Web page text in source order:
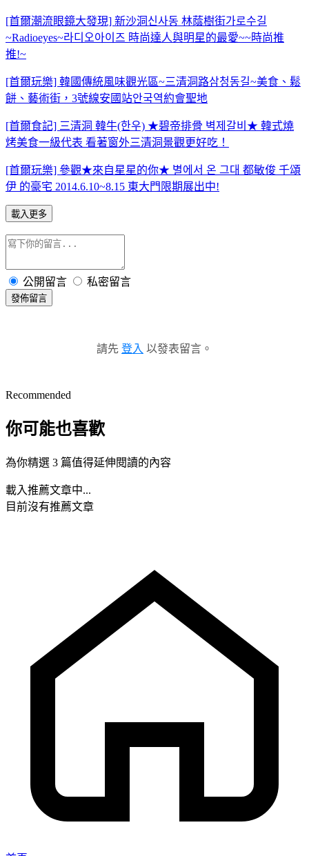
[首爾潮流眼鏡大發現] 新沙洞신사동 林蔭樹街가로수길
~Radioeyes~라디오아이즈 時尚達人與明星的最愛~~時尚推
推!~
[首爾玩樂] 韓國傳統風味觀光區~三清洞路삼청동길~美食、鬆
餅、藝術街，3號線安國站안국역約會聖地
[首爾食記] 三清洞 韓牛(한우) ★碧帝排骨 벽제갈비★ 韓式燒
烤美食一級代表 看著窗外三清洞景觀更好吃！
[首爾玩樂] 參觀★來自星星的你★ 별에서 온 그대 都敏俊 千頌
伊 的豪宅 2014.6.10~8.15 東大門限期展出中!
載入更多
公開留言 私密留言
發佈留言
請先 登入 以發表留言。
Recommended
你可能也喜歡
為你精選 3 篇值得延伸閱讀的內容
載入推薦文章中...
目前沒有推薦文章